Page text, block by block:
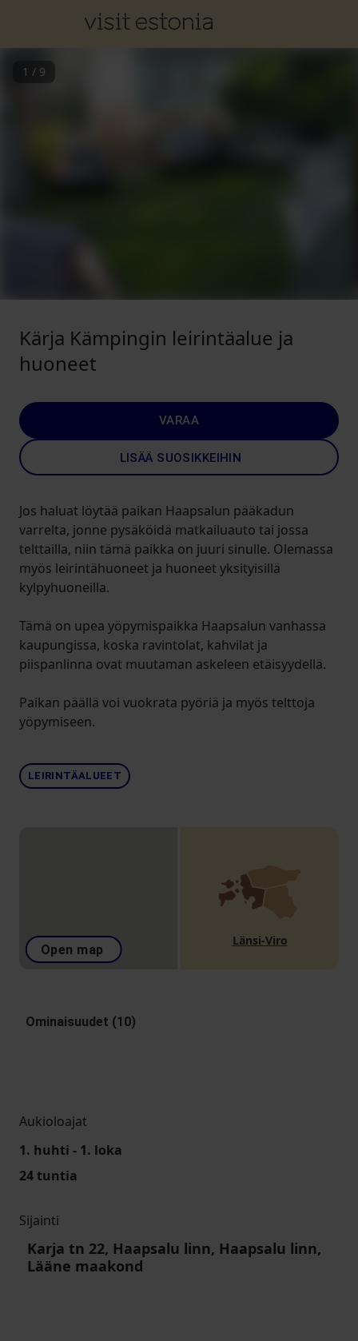
1 / 9
Kärja Kämpingin leirintäalue ja
huoneet
VARAA
LISÄÄ SUOSIKKEIHIN
Jos haluat löytää paikan Haapsalun pääkadun
varrelta, jonne pysäköidä matkailuauto tai jossa
telttailla, niin tämä paikka on juuri sinulle. Olemassa
myös leirintähuoneet ja huoneet yksityisillä
kylpyhuoneilla.
Tämä on upea yöpymispaikka Haapsalun vanhassa
kaupungissa, koska ravintolat, kahvilat ja
piispanlinna ovat muutaman askeleen etäisyydellä.
Paikan päällä voi vuokrata pyöriä ja myös telttoja
yöpymiseen.
LEIRINTÄALUEET
Open map
Länsi-Viro
Ominaisuudet (10)
Aukioloajat
1. huhti - 1. loka
24 tuntia
Sijainti
Karja tn 22, Haapsalu linn, Haapsalu linn,
Lääne maakond